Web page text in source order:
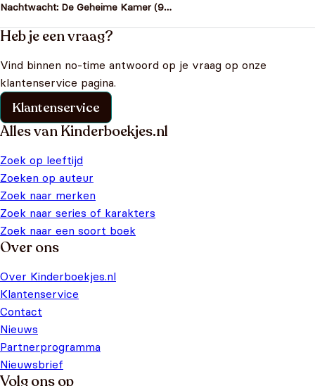
Nachtwacht: De Geheime Kamer (9%)
Heb je een vraag?
Vind binnen no-time antwoord op je vraag op onze
klantenservice pagina.
Klantenservice
Alles van Kinderboekjes.nl
Zoek op leeftijd
Zoeken op auteur
Zoek naar merken
Zoek naar series of karakters
Zoek naar een soort boek
Over ons
Over Kinderboekjes.nl
Klantenservice
Contact
Nieuws
Partnerprogramma
Nieuwsbrief
Volg ons op